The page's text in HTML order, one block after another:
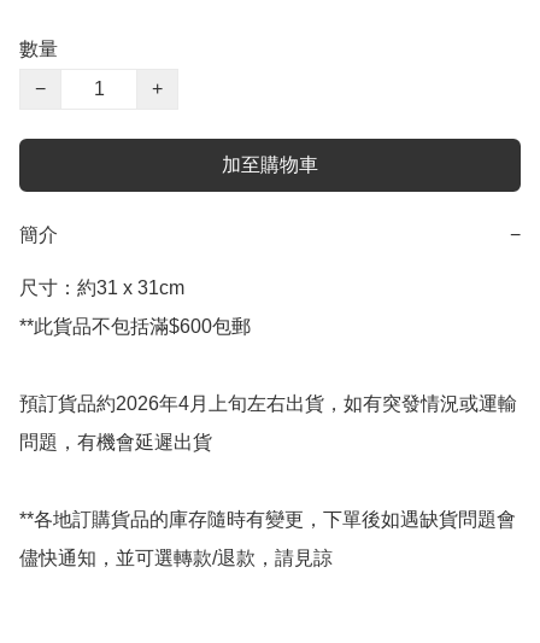
數量
−
+
加至購物車
簡介 −
尺寸：約31 x 31cm
**此貨品不包括滿$600包郵
預訂貨品約2026年4月上旬左右出貨，如有突發情況或運輸
問題，有機會延遲出貨
**各地訂購貨品的庫存隨時有變更，下單後如遇缺貨問題會
儘快通知，並可選轉款/退款，請見諒